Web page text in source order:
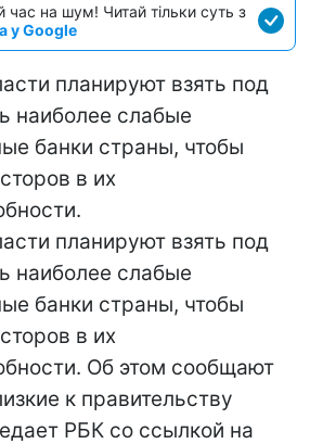
час на шум! Читай тільки суть з
у Google
планируют взять под
наиболее слабые
банки страны, чтобы
в их
планируют взять под
наиболее слабые
банки страны, чтобы
в их
Об этом сообщают
к правительству
РБК со ссылкой на